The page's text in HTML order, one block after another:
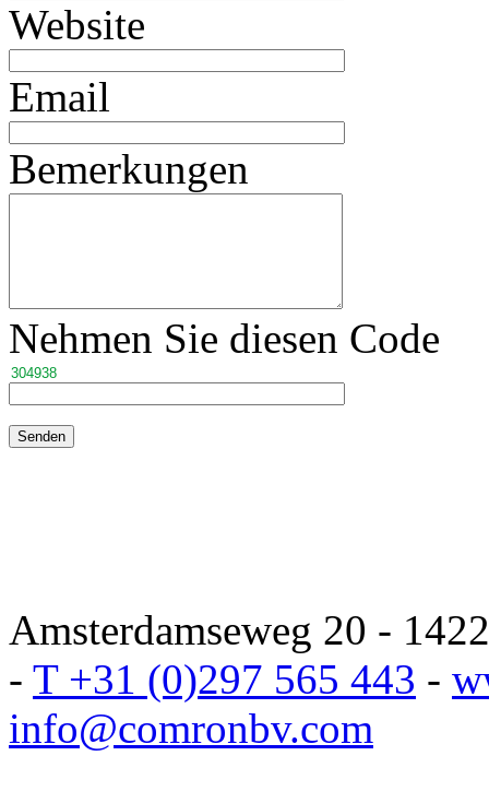
Website
Email
Bemerkungen
Nehmen Sie diesen Code
Amsterdamseweg 20 -
- T +31 (0)297 565 443 -
info@comronbv.com